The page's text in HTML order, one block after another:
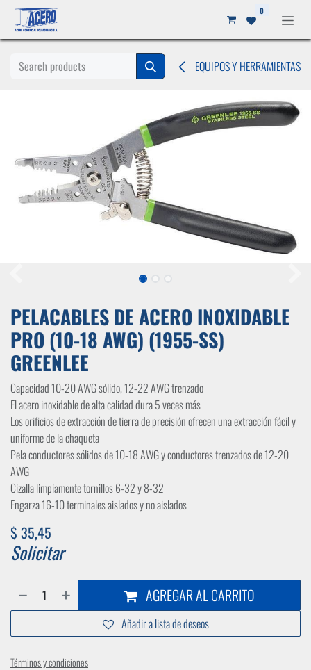
Ir al contenido 0
EQUIPOS Y HERRAMIENTAS
PELACABLES DE ACERO INOXIDABLE
PRO (10-18 AWG) (1955-SS)
GREENLEE
Capacidad 10-20 AWG sólido, 12-22 AWG trenzado
El acero inoxidable de alta calidad dura 5 veces más
Los orificios de extracción de tierra de precisión ofrecen una extracción fácil y
uniforme de la chaqueta
Pela conductores sólidos de 10-18 AWG y conductores trenzados de 12-20
AWG
Cizalla limpiamente tornillos 6-32 y 8-32
Engarza 16-10 terminales aislados y no aislados
$ 35,45
Solicitar
AGREGAR AL CARRITO
Añadir a lista de deseos
Términos y condiciones